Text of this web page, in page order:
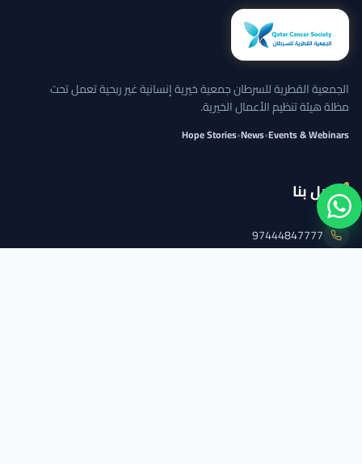
الجمعية القطرية للسرطان جمعية خيرية إنسانية غير ربحية تعمل تحت
مظلة هيئة تنظيم الأعمال الخيرية.
Events & Webinars
•
News
•
Hope Stories
اتصل بنا
97444847777